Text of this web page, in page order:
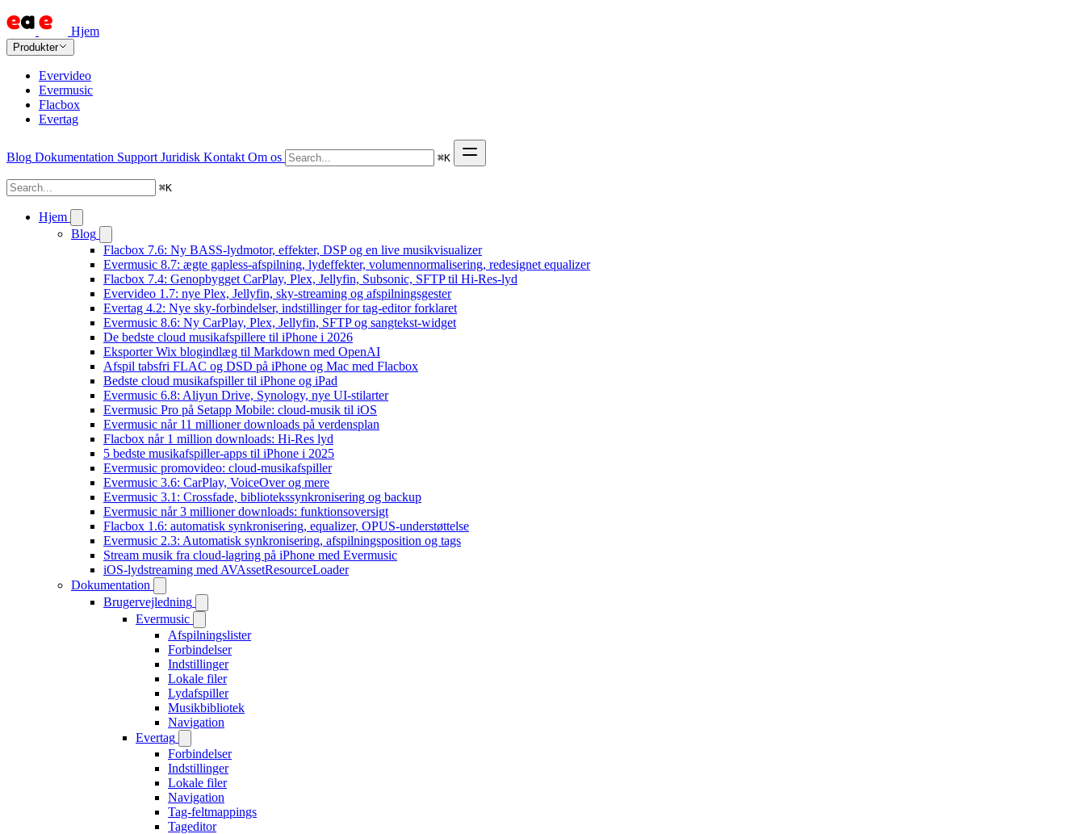
Hjem
Produkter
Evervideo
Evermusic
Flacbox
Evertag
Blog Dokumentation Support Juridisk Kontakt Om os ⌘K
⌘K
Hjem
Blog
Flacbox 7.6: Ny BASS-lydmotor, effekter, DSP og en live musikvisualizer
Evermusic 8.7: ægte gapless-afspilning, lydeffekter, volumennormalisering, redesignet equalizer
Flacbox 7.4: Genopbygget CarPlay, Plex, Jellyfin, Subsonic, SFTP til Hi-Res-lyd
Evervideo 1.7: nye Plex, Jellyfin, sky-streaming og afspilningsgester
Evertag 4.2: Nye sky-forbindelser, indstillinger for tag-editor forklaret
Evermusic 8.6: Ny CarPlay, Plex, Jellyfin, SFTP og sangtekst-widget
De bedste cloud musikafspillere til iPhone i 2026
Eksporter Wix blogindlæg til Markdown med OpenAI
Afspil tabsfri FLAC og DSD på iPhone og Mac med Flacbox
Bedste cloud musikafspiller til iPhone og iPad
Evermusic 6.8: Aliyun Drive, Synology, nye UI-stilarter
Evermusic Pro på Setapp Mobile: cloud-musik til iOS
Evermusic når 11 millioner downloads på verdensplan
Flacbox når 1 million downloads: Hi-Res lyd
5 bedste musikafspiller-apps til iPhone i 2025
Evermusic promovideo: cloud-musikafspiller
Evermusic 3.6: CarPlay, VoiceOver og mere
Evermusic 3.1: Crossfade, bibliotekssynkronisering og backup
Evermusic når 3 millioner downloads: funktionsoversigt
Flacbox 1.6: automatisk synkronisering, equalizer, OPUS-understøttelse
Evermusic 2.3: Automatisk synkronisering, afspilningsposition og tags
Stream musik fra cloud-lagring på iPhone med Evermusic
iOS-lydstreaming med AVAssetResourceLoader
Dokumentation
Brugervejledning
Evermusic
Afspilningslister
Forbindelser
Indstillinger
Lokale filer
Lydafspiller
Musikbibliotek
Navigation
Evertag
Forbindelser
Indstillinger
Lokale filer
Navigation
Tag-feltmappings
Tageditor